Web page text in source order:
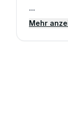
...
Mehr